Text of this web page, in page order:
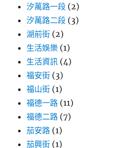
汐萬路一段 (2)
汐萬路二段 (3)
湖前街 (2)
生活娛樂 (1)
生活資訊 (4)
福安街 (3)
福山街 (1)
福德一路 (11)
福德二路 (7)
茄安路 (1)
茄興街 (1)